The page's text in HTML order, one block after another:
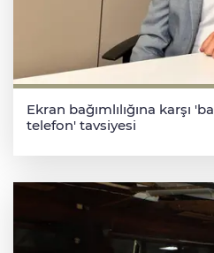
Ekran bağımlılığına karşı
telefon' tavsiyesi